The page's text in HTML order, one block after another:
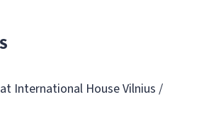
International House Vilnius /